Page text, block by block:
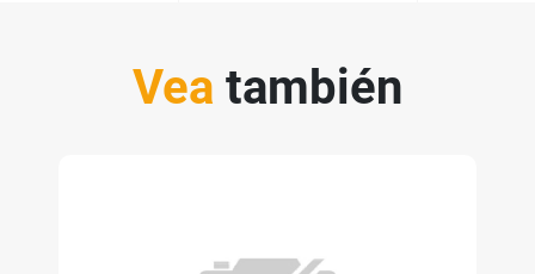
Vea también